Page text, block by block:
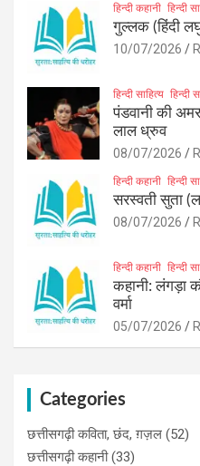
हिन्दी कहानी हिन्दी
गुल्लक (हिंदी
10/07/2026
हिन्दी साहित्य हिन्दी
पंडवानी की
लाल ध्रुव
08/07/2026
हिन्दी कहानी हिन्दी
सरस्वती सुता
08/07/2026
हिन्दी कहानी हिन्दी
कहानी: लंगड़ा
वर्मा
05/07/2026
Categories
छत्तीसगढ़ी कविता, छंद, ग़ज़ल (52)
छत्तीसगढ़ी कहानी(33)